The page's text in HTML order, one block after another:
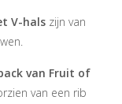
V-hals zijn van
van Fruit of
van een rib